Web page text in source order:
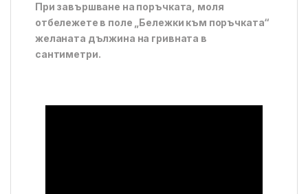
При завършване на поръчката, моля
отбележете в поле „Бележки към поръчката“
желаната дължина на гривната в
сантиметри.